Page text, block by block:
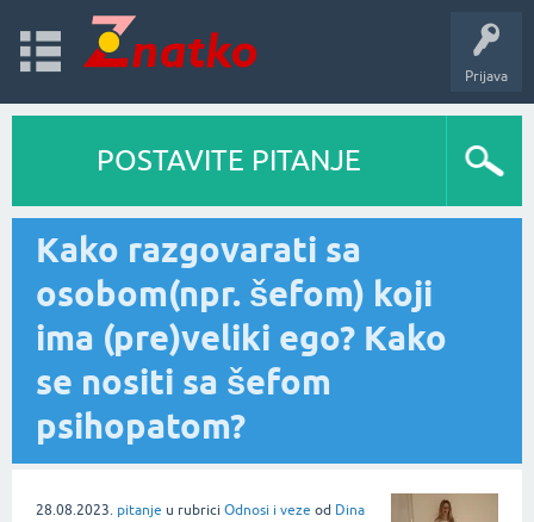
Prijava
POSTAVITE PITANJE
Kako razgovarati sa
osobom(npr. šefom) koji
ima (pre)veliki ego? Kako
se nositi sa šefom
psihopatom?
28.08.2023. pitanje u rubrici Odnosi i veze od Dina